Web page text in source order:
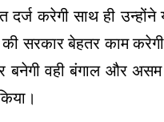
दर्ज करेगी साथ ही
सरकार बेहतर काम
बनेगी वही बंगाल और